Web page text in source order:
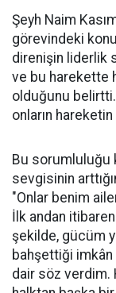
Şeyh Naim
görevindeki
direnişin liderlik
ve bu harekette
olduğunu
onların
Bu sorumluluğu
sevgisinin
"Onlar benim
İlk andan
şekilde, gücüm
bahşettiği
dair söz verdim.